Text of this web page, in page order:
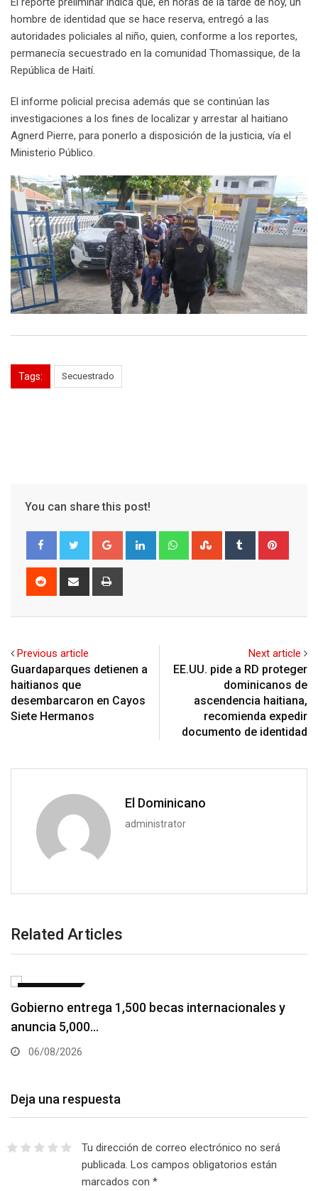
hombre de identidad que se hace reserva, entregó a las
autoridades policiales al niño, quien, conforme a los reportes,
permanecía secuestrado en la comunidad Thomassique, de la
República de Haití.
El informe policial precisa además que se continúan las
investigaciones a los fines de localizar y arrestar al haitiano
Agnerd Pierre, para ponerlo a disposición de la justicia, vía el
Ministerio Público.
Tags: Secuestrado
You can share this post!
Google+ LinkedIn WhatsappStumbleUpon
Tumblr
Reddit
Share
Previous article
Guardaparques detienen a
haitianos que
desembarcaron en Cayos
Siete Hermanos
Next article
EE.UU. pide a RD proteger
dominicanos de
ascendencia haitiana,
recomienda expedir
documento de identidad
El Dominicano
administrator
Related Articles
Gobierno entrega 1,500 becas internacionales y
anuncia 5,000…
06/08/2026
Deja una respuesta
Tu dirección de correo electrónico no será
publicada. Los campos obligatorios están
marcados con *